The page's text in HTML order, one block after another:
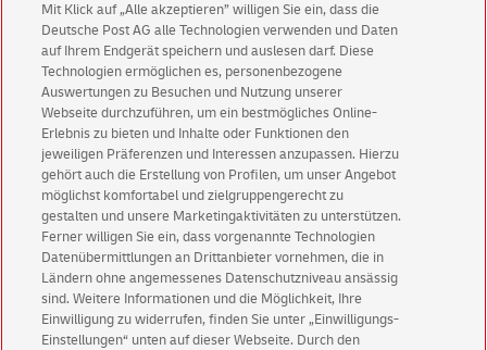
Abonnieren Sie unseren Newsletter
Immer informiert über exklusive Angebote und
Aktionen - jetzt mit Vorteil
Privatkunden sichern sich einen5 € Gutschein
für POSTSCAN!
Geschäftskundenerhalten einen5 € Gutschein
für Briefmarke individuell!
Zur Newsletter-Anmeldung
Mit Klick auf „Alle akzeptieren” willigen Sie ein, dass die
Deutsche Post AG alle Technologien verwenden und Daten
auf Ihrem Endgerät speichern und auslesen darf. Diese
Technologien ermöglichen es, personenbezogene
Auswertungen zu Besuchen und Nutzung unserer
Webseite durchzuführen, um ein bestmögliches Online-
Erlebnis zu bieten und Inhalte oder Funktionen den
jeweiligen Präferenzen und Interessen anzupassen. Hierzu
gehört auch die Erstellung von Profilen, um unser Angebot
möglichst komfortabel und zielgruppengerecht zu
gestalten und unsere Marketingaktivitäten zu unterstützen.
Ferner willigen Sie ein, dass vorgenannte Technologien
Datenübermittlungen an Drittanbieter vornehmen, die in
Ländern ohne angemessenes Datenschutzniveau ansässig
sind. Weitere Informationen und die Möglichkeit, Ihre
Einwilligung zu widerrufen, finden Sie unter „Einwilligungs-
Einstellungen“ unten auf dieser Webseite. Durch den